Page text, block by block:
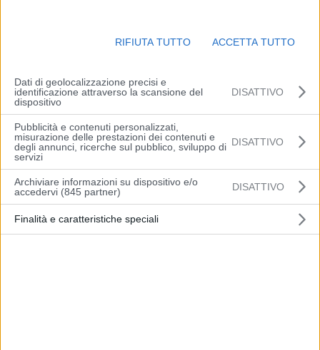
RIFIUTA TUTTO ACCETTA TUTTO
Dati di geolocalizzazione precisi e
identificazione attraverso la scansione del
dispositivo
DISATTIVO
Pubblicità e contenuti personalizzati,
misurazione delle prestazioni dei contenuti e
degli annunci, ricerche sul pubblico, sviluppo di
servizi
DISATTIVO
Archiviare informazioni su dispositivo e/o
accedervi (845 partner)
DISATTIVO
Finalità e caratteristiche speciali
pomeriggio farà buio prima.
ovvero fino alla notte fra sabato 26 e domenica 27 marzo 2022,
quando si rifarà il cambio.
Articolo precedente
Castelfranco Emilia, su il
sipario per PACE35
Cispadana, il Governo
stanzia 200 milioni di euro